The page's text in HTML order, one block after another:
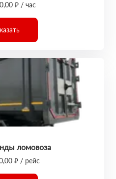
₽ / час
ломовоза
₽ / рейс